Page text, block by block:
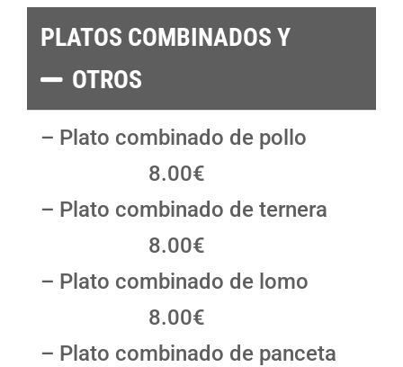
PLATOS COMBINADOS Y
OTROS
– Plato combinado de pollo
8.00€
– Plato combinado de ternera
8.00€
– Plato combinado de lomo
8.00€
– Plato combinado de panceta